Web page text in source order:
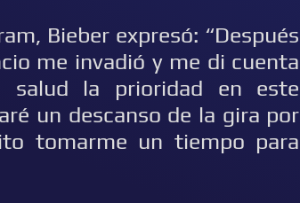
Bieber expresó: “Después
me invadió y me di cuenta
la prioridad en este
un descanso de la gira por
tomarme un tiempo para